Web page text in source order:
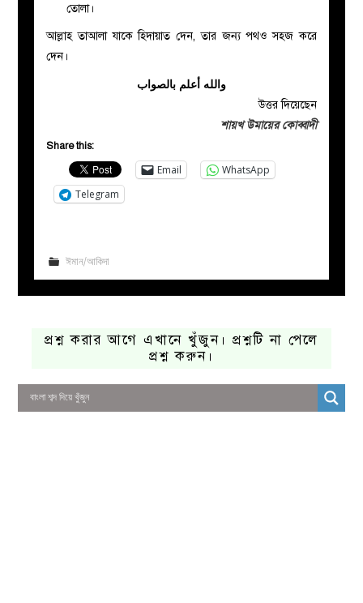
তোলা।
আল্লাহ তাআলা যাকে হিদায়াত দেন, তার জন্য পথও সহজ করে
দেন।
والله أعلم بالصواب
উত্তর দিয়েছেন
শায়খ উমায়ের কোব্বাদী
Share this:
Email
WhatsApp
Telegram
ঈমান/আকিদা
প্রশ্ন করার আগে এখানে খুঁজুন। প্রশ্নটি না পেলে
প্রশ্ন করুন।